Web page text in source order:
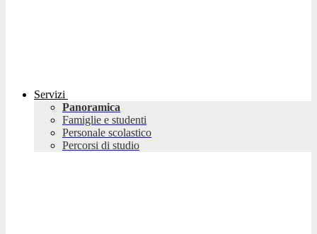
Servizi
Panoramica
Famiglie e studenti
Personale scolastico
Percorsi di studio